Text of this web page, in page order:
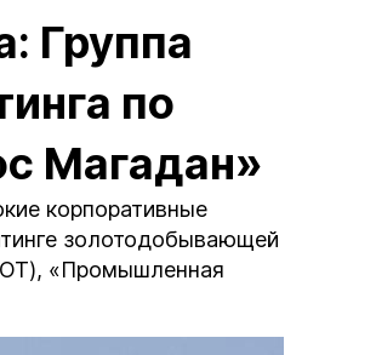
Группа
по
Магадан»
корпоративные
золотодобывающей
«Промышленная